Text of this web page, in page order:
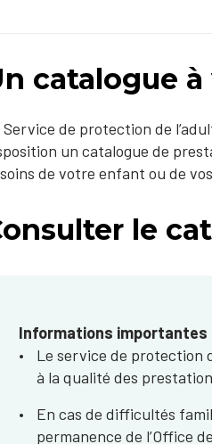
catalogue
Service de protection de
un catalogue de
de votre enfant ou de
le
Informations importantes
Le service de protection
à la qualité des
En cas de difficultés
permanence de l’Office